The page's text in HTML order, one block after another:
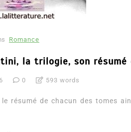
Romance
la trilogie, son résumé
0 593 words
résumé de chacun des tomes
Dans Thriller
Le coupable